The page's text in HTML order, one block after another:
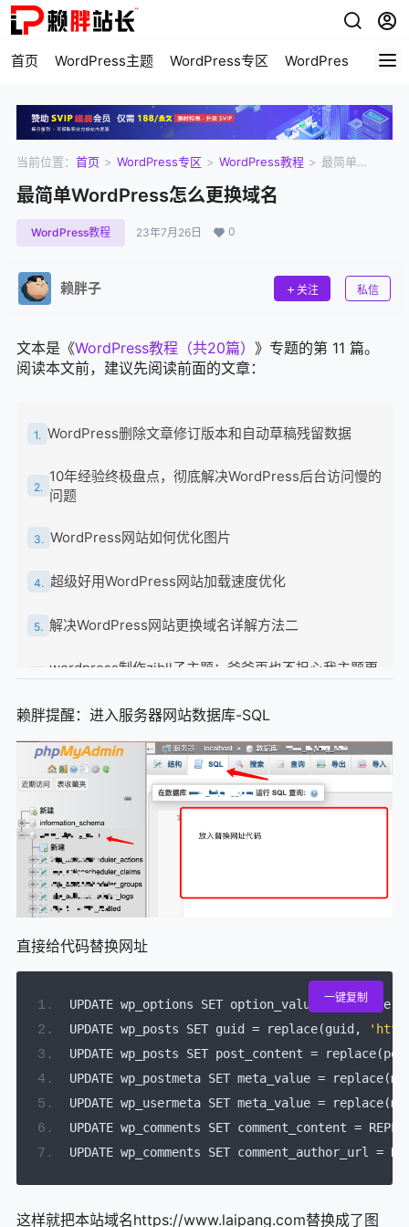
首页 WordPress主题 WordPress专区 WordPress美化
当前位置： 首页 > WordPress专区 > WordPress教程 > 最简单
最简单WordPress怎么更换域名
WordPress教程 23年7月26日 0
赖胖子 关注 私信
文本是《WordPress教程（共20篇） 》专题的第 11 篇。
阅读本文前，建议先阅读前面的文章：
1. WordPress删除文章修订版本和自动草稿残留数据
2.
10年经验终极盘点，彻底解决WordPress后台访问慢的
问题
3. WordPress网站如何优化图片
4. 超级好用WordPress网站加载速度优化
5. 解决WordPress网站更换域名详解方法二
6.
wordpress制作zibll子主题：爸爸再也不担心我主题更
7b2美化-手机首页十小格
9.
解决启用WP Rocket服务器端缓存后，CDN不缓存的
问题
10. 让WP Rocket速度更快的小技巧 适合Nginx
赖胖提醒：进入服务器网站数据库-SQL
直接给代码替换网址
UPDATE wp_options SET option_value replace(
UPDATE wp_posts SET guid = replace(guid ,
UPDATE wp_posts SET post_content = replace(
UPDATE wp_postmeta SET meta_value = replace(
UPDATE wp_usermeta SET meta_value = replace(
UPDATE wp_comments SET comment_content =
UPDATE wp_comments SET comment_author_url =
一键复制
这样就把本站域名https://www.laipang.com替换成了图